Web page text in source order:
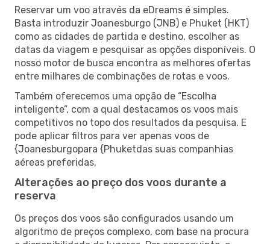
Reservar um voo através da eDreams é simples.
Basta introduzir Joanesburgo (JNB) e Phuket (HKT)
como as cidades de partida e destino, escolher as
datas da viagem e pesquisar as opções disponíveis. O
nosso motor de busca encontra as melhores ofertas
entre milhares de combinações de rotas e voos.
Também oferecemos uma opção de “Escolha
inteligente”, com a qual destacamos os voos mais
competitivos no topo dos resultados da pesquisa. E
pode aplicar filtros para ver apenas voos de
{Joanesburgopara {Phuketdas suas companhias
aéreas preferidas.
Alterações ao preço dos voos durante a
reserva
Os preços dos voos são configurados usando um
algoritmo de preços complexo, com base na procura